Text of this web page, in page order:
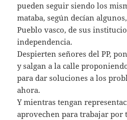
pueden seguir siendo los
mataba, según decían
Pueblo vasco, de sus
independencia.
Despierten señores del PP,
y salgan a la calle
para dar soluciones a los
ahora.
Y mientras tengan
aprovechen para trabajar por